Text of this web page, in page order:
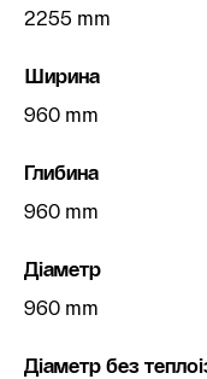
2255 mm
Ширина
960 mm
Глибина
960 mm
Діаметр
960 mm
Діаметр без